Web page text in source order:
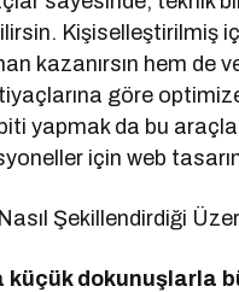
Kişiselleştirilmiş
kazanırsın hem de
göre
yapmak da bu
için web
Şekillendirdiği
dokunuşlarla